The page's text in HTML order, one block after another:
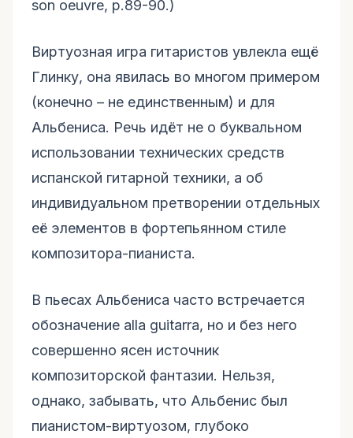
son oeuvre, p.89-90.)
Виртуозная игра гитаристов увлекла ещё
Глинку, она явилась во многом примером
(конечно – не единственным) и для
Альбениса. Речь идёт не о буквальном
использовании технических средств
испанской гитарной техники, а об
индивидуальном претворении отдельных
её элементов в фортепьянном стиле
композитора-пианиста.
В пьесах Альбениса часто встречается
обозначение alla guitarra, но и без него
совершенно ясен источник
композиторской фантазии. Нельзя,
однако, забывать, что Альбенис был
пианистом-виртуозом, глубоко